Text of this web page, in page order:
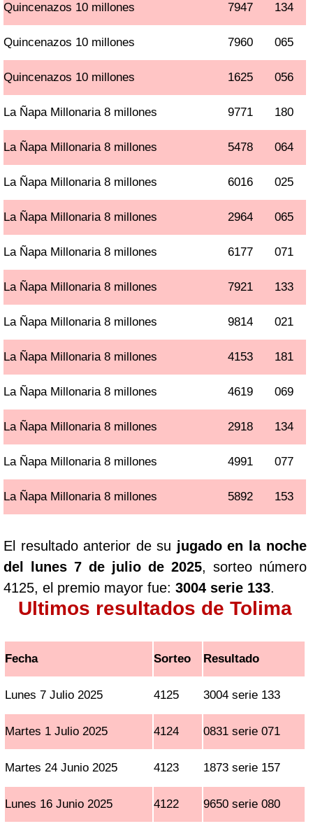
Quincenazos 10 millones 7947 134
Quincenazos 10 millones 7960 065
Quincenazos 10 millones 1625 056
La Ñapa Millonaria 8 millones 9771 180
La Ñapa Millonaria 8 millones 5478 064
La Ñapa Millonaria 8 millones 6016 025
La Ñapa Millonaria 8 millones 2964 065
La Ñapa Millonaria 8 millones 6177 071
La Ñapa Millonaria 8 millones 7921 133
La Ñapa Millonaria 8 millones 9814 021
La Ñapa Millonaria 8 millones 4153 181
La Ñapa Millonaria 8 millones 4619 069
La Ñapa Millonaria 8 millones 2918 134
La Ñapa Millonaria 8 millones 4991 077
La Ñapa Millonaria 8 millones 5892 153
El resultado anterior de su jugado en la noche
del lunes 7 de julio de 2025, sorteo número
4125, el premio mayor fue: 3004 serie 133.
Ultimos resultados de Tolima
Fecha Sorteo Resultado
Lunes 7 Julio 2025 4125 3004 serie 133
Martes 1 Julio 2025 4124 0831 serie 071
Martes 24 Junio 2025 4123 1873 serie 157
Lunes 16 Junio 2025 4122 9650 serie 080